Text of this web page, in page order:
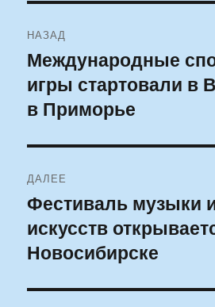
по
записям
НАЗАД
Предыдущая
запись:
Международные
игры стартовали в
в Приморье
ДАЛЕЕ
Следующая
запись:
Фестиваль музыки
искусств
Новосибирске